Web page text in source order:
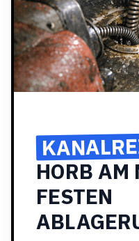
HORB AM
FESTEN